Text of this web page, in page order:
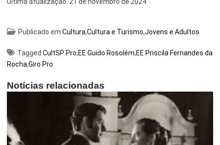
Publicado em:Cultura,Cultura e Turismo,Jovens e Adultos
Tagged CultSP Pro,EE Guido Rosolém,EE Priscila Fernandes da
Rocha,Giro Pro
Notícias relacionadas